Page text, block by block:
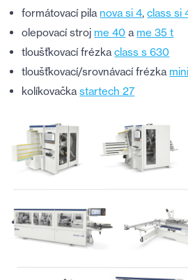
formátovací pila nova si 4,class si
olepovací stroj me 40 a me 35 t
tloušťkovací frézkaclass s 630
tloušťkovací/srovnávací frézka
kolíkovačkastartech 27